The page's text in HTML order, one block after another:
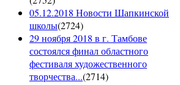
05.12.2018 Новости Шапкинской
школы(2724)
29 ноября 2018 в г. Тамбове
состоялся финал областного
фестиваля художественного
творчества...(2714)